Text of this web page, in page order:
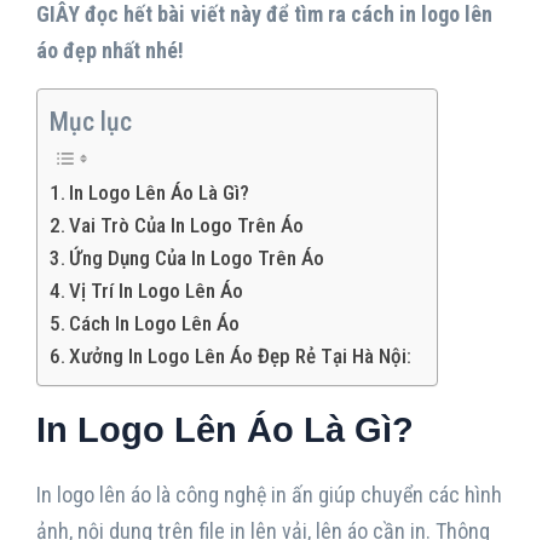
GIÂY đọc hết bài viết này để tìm ra cách in logo lên
áo đẹp nhất nhé!
Mục lục
In Logo Lên Áo Là Gì?
Vai Trò Của In Logo Trên Áo
Ứng Dụng Của In Logo Trên Áo
Vị Trí In Logo Lên Áo
Cách In Logo Lên Áo
Xưởng In Logo Lên Áo Đẹp Rẻ Tại Hà Nội:
In Logo Lên Áo Là Gì?
In logo lên áo là công nghệ in ấn giúp chuyển các hình
ảnh, nội dung trên file in lên vải, lên áo cần in. Thông